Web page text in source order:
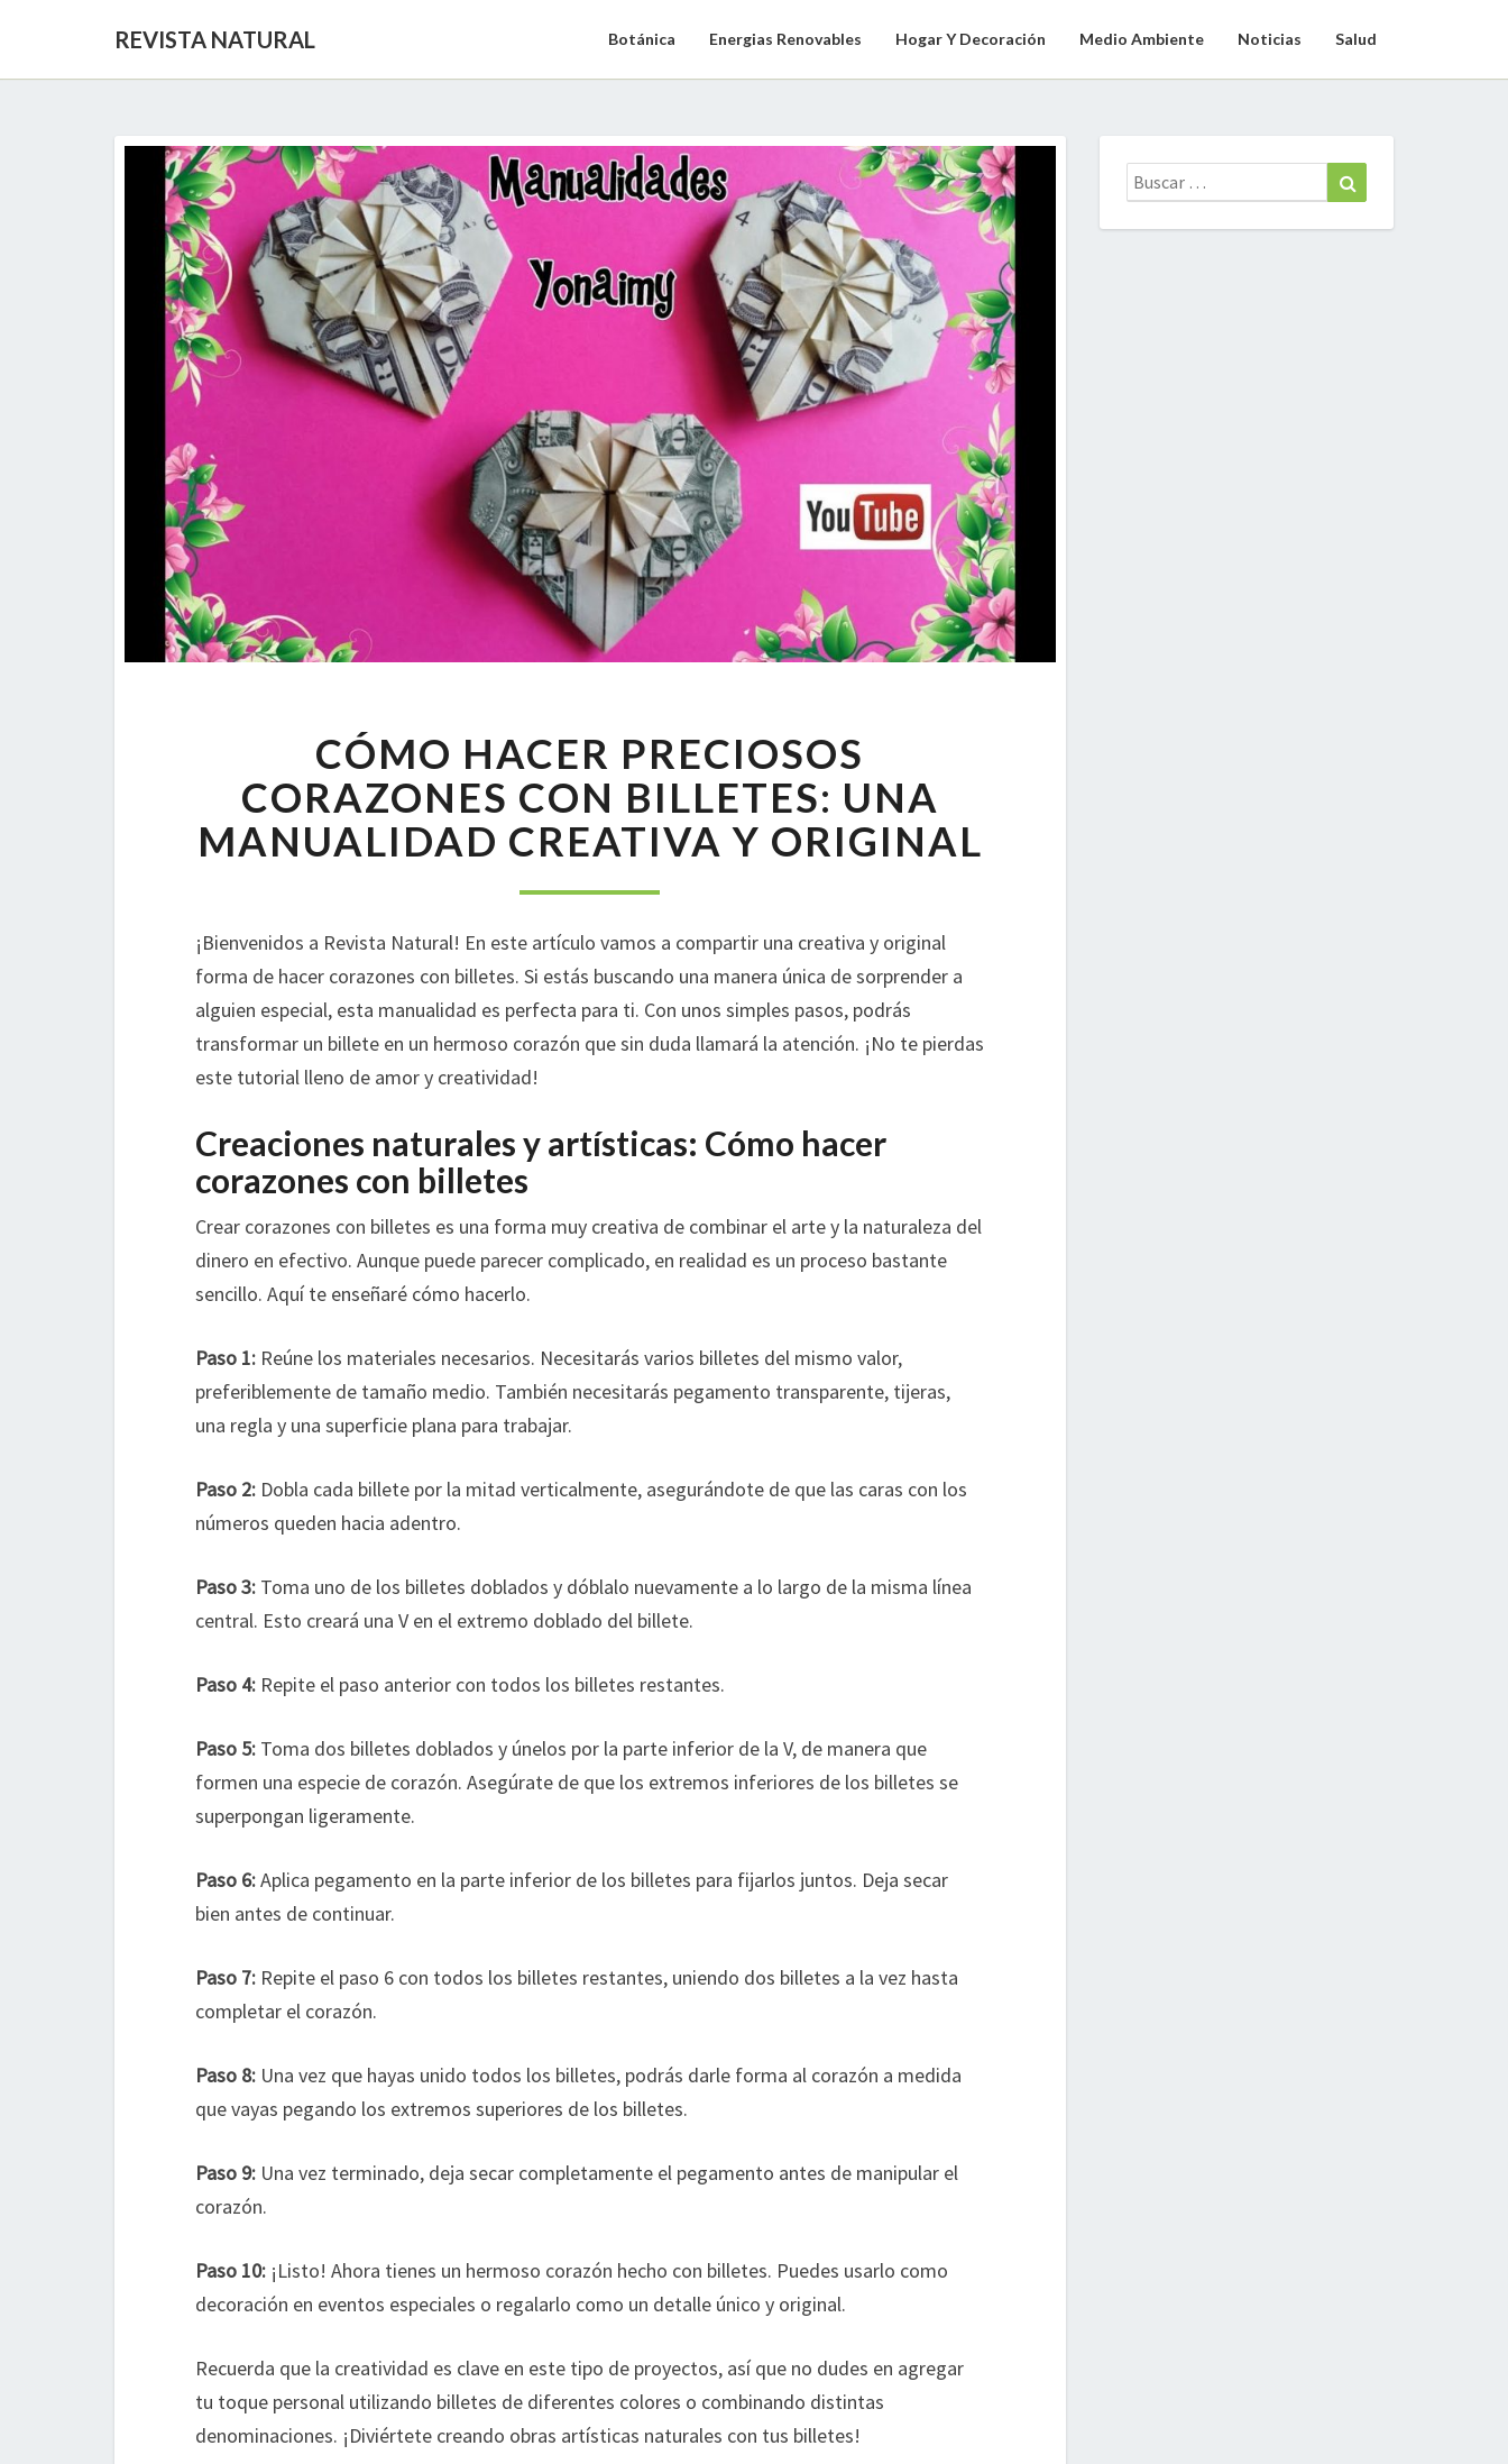
REVISTA NATURAL Botánica Energias Renovables Hogar Y Decoración Medio Ambiente Noticias Salud
HACER
PRECIOSOS
CORAZONES
CON
BILLETES:
UNA
CREATIVA
Y
ORIGINAL
CÓMO HACER PRECIOSOS
CORAZONES CON BILLETES: UNA
MANUALIDAD CREATIVA Y ORIGINAL
¡Bienvenidos a Revista Natural! En este artículo vamos a compartir una creativa y original
forma de hacer corazones con billetes. Si estás buscando una manera única de sorprender a
alguien especial, esta manualidad es perfecta para ti. Con unos simples pasos, podrás
transformar un billete en un hermoso corazón que sin duda llamará la atención. ¡No te pierdas
este tutorial lleno de amor y creatividad!
Creaciones naturales y artísticas: Cómo hacer
corazones con billetes
Crear corazones con billetes es una forma muy creativa de combinar el arte y la naturaleza del
dinero en efectivo. Aunque puede parecer complicado, en realidad es un proceso bastante
sencillo. Aquí te enseñaré cómo hacerlo.
Paso 1: Reúne los materiales necesarios. Necesitarás varios billetes del mismo valor,
preferiblemente de tamaño medio. También necesitarás pegamento transparente, tijeras,
una regla y una superficie plana para trabajar.
Paso 2: Dobla cada billete por la mitad verticalmente, asegurándote de que las caras con los
números queden hacia adentro.
Paso 3: Toma uno de los billetes doblados y dóblalo nuevamente a lo largo de la misma línea
central. Esto creará una V en el extremo doblado del billete.
Paso 4: Repite el paso anterior con todos los billetes restantes.
Paso 5: Toma dos billetes doblados y únelos por la parte inferior de la V, de manera que
formen una especie de corazón. Asegúrate de que los extremos inferiores de los billetes se
superpongan ligeramente.
Paso 6:Aplica pegamento en la parte inferior de los billetes para fijarlos juntos. Deja secar
bien antes de continuar.
Paso 7: Repite el paso 6 con todos los billetes restantes, uniendo dos billetes a la vez hasta
completar el corazón.
Paso 8: Una vez que hayas unido todos los billetes, podrás darle forma al corazón a medida
que vayas pegando los extremos superiores de los billetes.
Paso 9: Una vez terminado, deja secar completamente el pegamento antes de manipular el
corazón.
Paso 10: ¡Listo! Ahora tienes un hermoso corazón hecho con billetes. Puedes usarlo como
decoración en eventos especiales o regalarlo como un detalle único y original.
Recuerda que la creatividad es clave en este tipo de proyectos, así que no dudes en agregar
tu toque personal utilizando billetes de diferentes colores o combinando distintas
denominaciones. ¡Diviértete creando obras artísticas naturales con tus billetes!
Buscar: